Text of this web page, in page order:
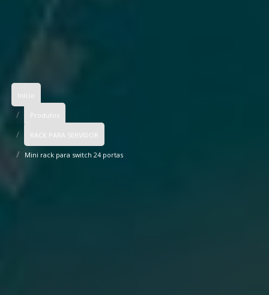
Início
Produtos
RACK PARA SERVIDOR
Mini rack para switch 24 portas